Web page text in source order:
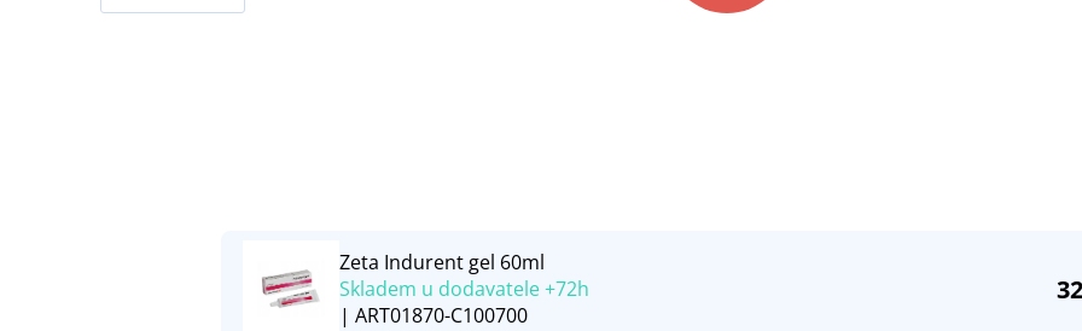
Zeta Indurent gel 60ml
Skladem u dodavatele +72h
| ART01870-C100700